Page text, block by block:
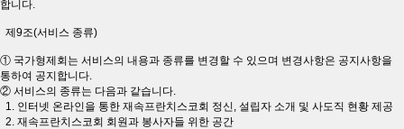
합니다.
제9조(서비스 종류)
① 국가형제회는 서비스의 내용과 종류를 변경할 수 있으며 변경사항은 공지사항을
통하여 공지합니다.
② 서비스의 종류는 다음과 같습니다.
1. 인터넷 온라인을 통한 재속프란치스코회 정신, 설립자 소개 및 사도직 현황 제공
2. 재속프란치스코회 회원과 봉사자들 위한 공간